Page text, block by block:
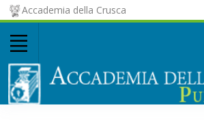
Accademia della Crusca